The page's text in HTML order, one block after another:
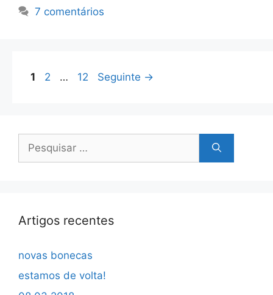
7 comentários
Página
1 Página
2 … Página
12 Seguinte →
por:
Artigos recentes
novas bonecas
estamos de volta!